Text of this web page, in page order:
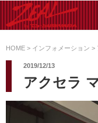
ン
ツ
ス
SUMIYAMA
た日常メンテから各種チ
ューニングまで、車に関
リーでお任せください!
HOME > インフォメーション >
2019/12/13
アクセラ